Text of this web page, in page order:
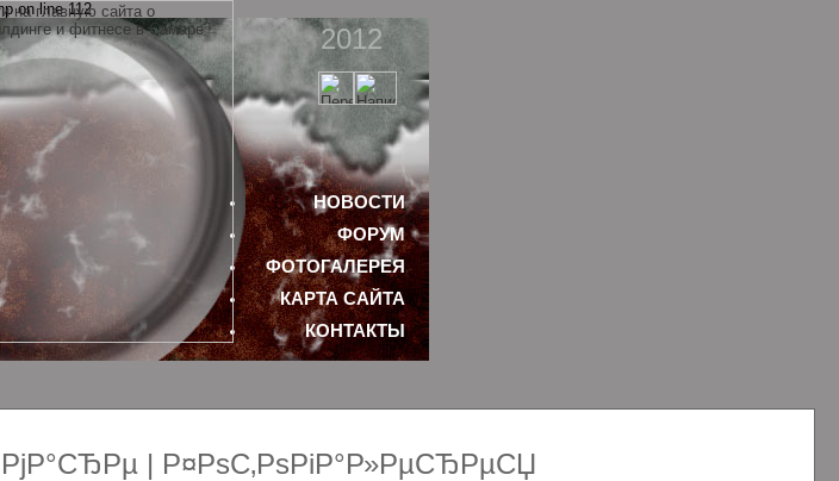
on line 112
| Р¤РѕС‚РѕРіР°Р»РµСЂРµСЏ
2012
НОВОСТИ
ФОРУМ
ФОТОГАЛЕРЕЯ
КАРТА САЙТА
КОНТАКТЫ